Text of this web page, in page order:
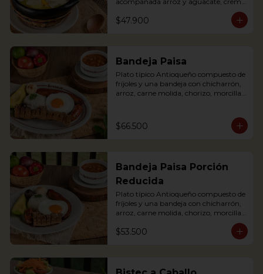
de leche y alcaparras. (Foto de porción
completa).
served with capers, and cream.
Accompanied with rice, arepa and
avocado.
$47.900
Bandeja Paisa
Plato típico Antioqueño compuesto de
fríjoles y una bandeja con chicharrón,
arroz, carne molida, chorizo, morcilla,
The bandeja paisa is our most
important regional dish. It comes with
$66.500
Bandeja Paisa Porción
Reducida
Plato típico Antioqueño compuesto de
fríjoles y una bandeja con chicharrón,
arroz, carne molida, chorizo, morcilla,
tajada de plátano maduro, huevo frito
y aguacate.
egg, plantains and pork cracklings.
$53.500